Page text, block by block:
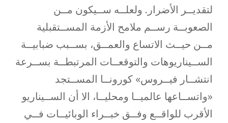
لتقديــر الأضرار. ولعلــه ســيكون مــن
الصعوبــة رســم ملامح الأزمة المســتقبلية
مــن حيــث الاتساع والعمــق، بســبب ضبابيــة
الســيناريوهات والتوقعــات المرتبطــة بســرعة
انتشــار فيــروس» كورونــا المســتجد
«واتســاعها عالميــا ومحليــا، الا أن الســيناريو
الأقرب للواقــع وفــق خبــراء الوبائيــات فــي